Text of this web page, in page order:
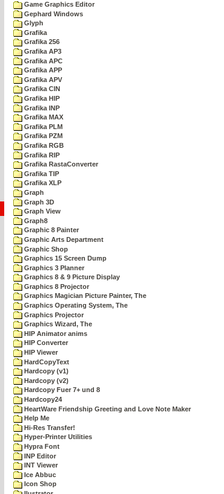
Game Graphics Editor
Gephard Windows
Glyph
Grafika
Grafika 256
Grafika AP3
Grafika APC
Grafika APP
Grafika APV
Grafika CIN
Grafika HIP
Grafika INP
Grafika MAX
Grafika PLM
Grafika PZM
Grafika RGB
Grafika RIP
Grafika RastaConverter
Grafika TIP
Grafika XLP
Graph
Graph 3D
Graph View
Graph8
Graphic 8 Painter
Graphic Arts Department
Graphic Shop
Graphics 15 Screen Dump
Graphics 3 Planner
Graphics 8 & 9 Picture Display
Graphics 8 Projector
Graphics Magician Picture Painter, The
Graphics Operating System, The
Graphics Projector
Graphics Wizard, The
HIP Animator anims
HIP Converter
HIP Viewer
HardCopyText
Hardcopy (v1)
Hardcopy (v2)
Hardcopy Fuer 7+ und 8
Hardcopy24
HeartWare Friendship Greeting and Love Note Maker
Help Me
Hi-Res Transfer!
Hyper-Printer Utilities
Hypra Font
INP Editor
INT Viewer
Ice Abbuc
Icon Shop